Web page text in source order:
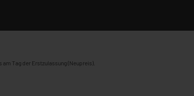
Tag der Erstzulassung (Neupreis).